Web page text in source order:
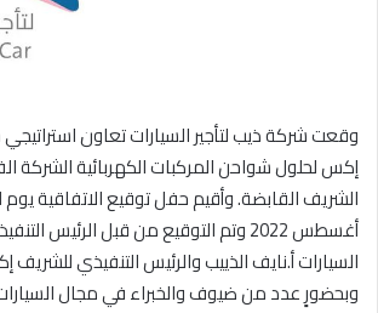
ر
و
ن
ي
ا
وقعت شركة ذيب لتأجير السيارات تعاون
إكس لحلول شواحن المركبات الكهربائية الشركة
أغسطس 2022 وتم التوقيع من قبل الرئيس
السيارات أ.نايف الذييب والرئيس التنفيذي
وبحضورٍ عدد من ضيوف والخبراء في مجال